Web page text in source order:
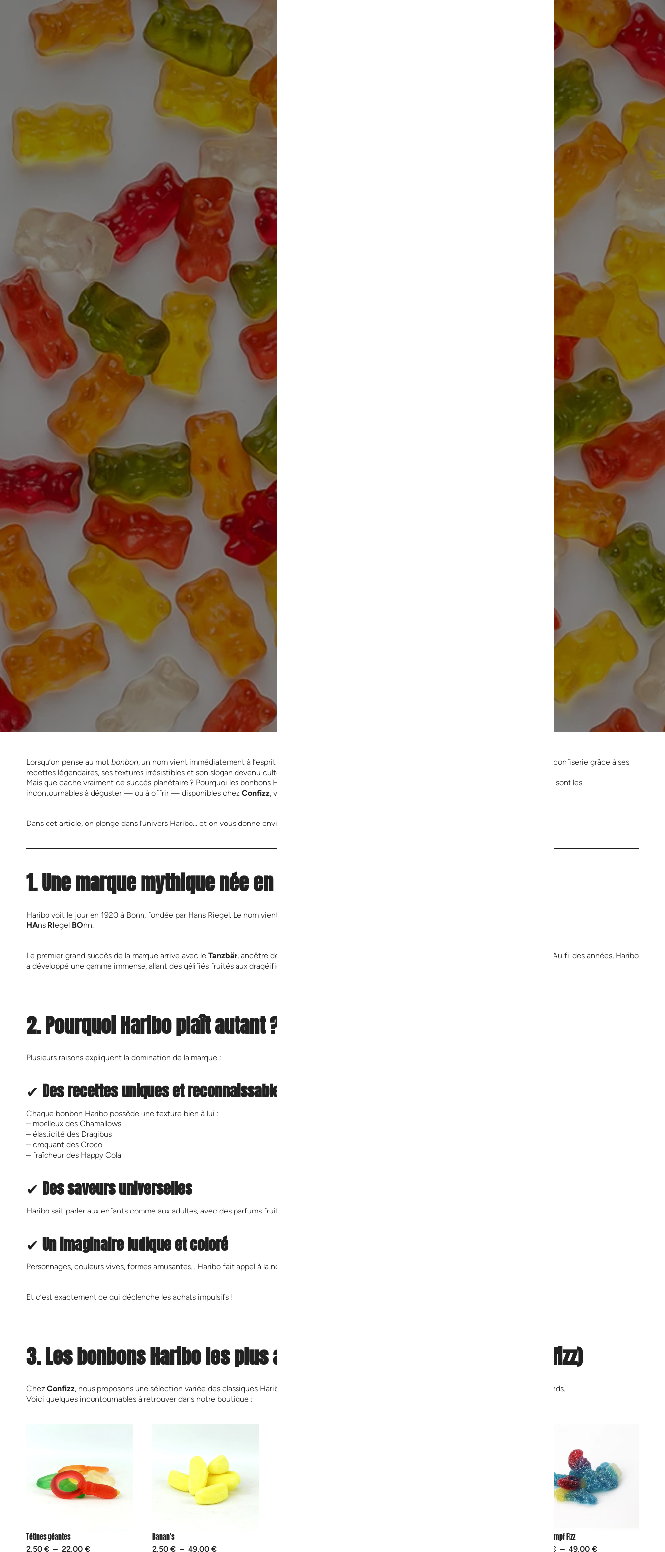
Lorsqu’on pense au mot bonbon, un nom vient immédiatement à l’esprit :
. Depuis plus de 100 ans, la marque allemande règne sur le monde de la confiserie grâce à ses
recettes légendaires, ses textures irrésistibles et son slogan devenu culte :
Mais que cache vraiment ce succès planétaire ? Pourquoi les bonbons Haribo continuent-ils de séduire génération après génération ? Et surtout : quels sont les
incontournables à déguster — ou à offrir — disponibles chez Confizz, votre boutique de bonbons préférée en Belgique ?
Dans cet article, on plonge dans l’univers Haribo… et on vous donne envie de croquer dedans !
1. Une marque mythique née en 1920
Haribo voit le jour en 1920 à Bonn, fondée par Hans Riegel. Le nom vient d’ailleurs de ses initiales :
HAns RIegel BOnn.
Le premier grand succès de la marque arrive avec le Tanzbär, ancêtre de l’emblématique
, aujourd’hui reconnu dans le monde entier. Au fil des années, Haribo
a développé une gamme immense, allant des gélifiés fruités aux dragéifiés, en passant par les réglisses et les mousses sucrées.
2. Pourquoi Haribo plaît autant ?
Plusieurs raisons expliquent la domination de la marque :
✔ Des recettes uniques et reconnaissables
Chaque bonbon Haribo possède une texture bien à lui :
– moelleux des Chamallows
– élasticité des Dragibus
– croquant des Croco
– fraîcheur des Happy Cola
✔ Des saveurs universelles
Haribo sait parler aux enfants comme aux adultes, avec des parfums fruités simples mais efficaces.
✔ Un imaginaire ludique et coloré
Personnages, couleurs vives, formes amusantes… Haribo fait appel à la nostalgie.
Et c’est exactement ce qui déclenche les achats impulsifs !
3. Les bonbons Haribo les plus appréciés (et disponibles chez Confizz)
Chez Confizz, nous proposons une sélection variée des classiques Haribo, idéale pour les anniversaires, soirées cinéma, candy bars ou cadeaux gourmands.
Voici quelques incontournables à retrouver dans notre boutique :
Tétines géantes
2,50 € – 22,00 €
Banan’s
2,50€ – 49,00€
Schtroumpf Fizz
€ – 49,00 €